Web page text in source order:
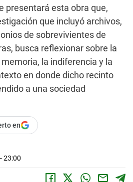
presentará esta obra que,
que incluyó archivos,
de sobrevivientes de
busca reflexionar sobre la
la indiferencia y la
en donde dicho recinto
a una sociedad
en
23:00